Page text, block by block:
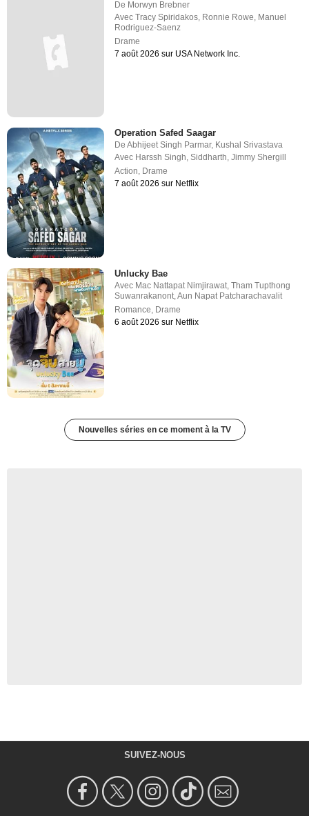
De Morwyn Brebner
AvecTracy Spiridakos, Ronnie Rowe, Manuel
Rodriguez-Saenz
Drame
7 août 2026 sur USA Network Inc.
Operation Safed Saagar
DeAbhijeet Singh Parmar, Kushal Srivastava
Avec Harssh Singh,Siddharth,Jimmy Shergill
Action, Drame
7 août 2026 sur Netflix
Unlucky Bae
Avec Mac Nattapat Nimjirawat ,Tham Tupthong
Suwanrakanont ,Aun Napat Patcharachavalit
Romance Drame
6 août 2026 sur Netflix
Nouvelles séries en ce moment à la TV
SUIVEZ-NOUS